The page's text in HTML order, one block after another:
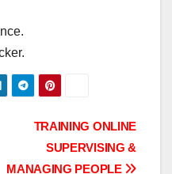
TRAINING ONLINE
SUPERVISING &
MANAGING PEOPLE